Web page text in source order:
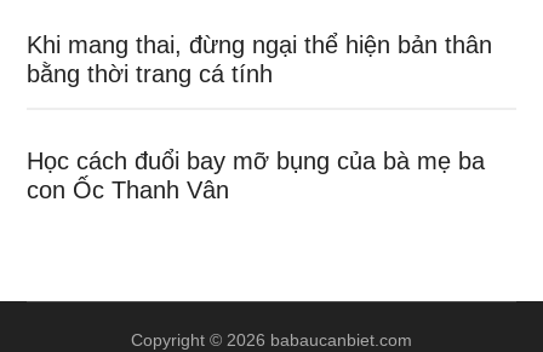
Khi mang thai, đừng ngại thể hiện bản thân
bằng thời trang cá tính
Học cách đuổi bay mỡ bụng của bà mẹ ba
con Ốc Thanh Vân
Copyright © 2026 babaucanbiet.com